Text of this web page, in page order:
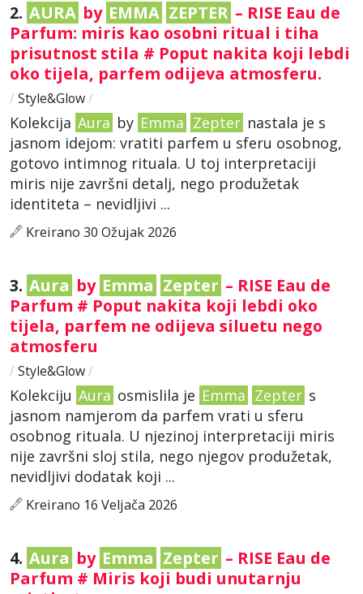
2. AURA by EMMA ZEPTER – RISE Eau de
Parfum: miris kao osobni ritual i tiha
prisutnost stila # Poput nakita koji lebdi
oko tijela, parfem odijeva atmosferu.
/ Style&Glow/
Kolekcija Aura by Emma Zepter nastala je s
jasnom idejom: vratiti parfem u sferu osobnog,
gotovo intimnog rituala. U toj interpretaciji
miris nije završni detalj, nego produžetak
identiteta – nevidljivi ...
Kreirano 30 Ožujak 2026
3. Aura by Emma Zepter – RISE Eau de
Parfum # Poput nakita koji lebdi oko
tijela, parfem ne odijeva siluetu nego
atmosferu
/ Style&Glow/
Kolekciju Aura osmislila je Emma Zepter s
jasnom namjerom da parfem vrati u sferu
osobnog rituala. U njezinoj interpretaciji miris
nije završni sloj stila, nego njegov produžetak,
nevidljivi dodatak koji ...
Kreirano 16 Veljača 2026
4. Aura by Emma Zepter – RISE Eau de
Parfum # Miris koji budi unutarnju